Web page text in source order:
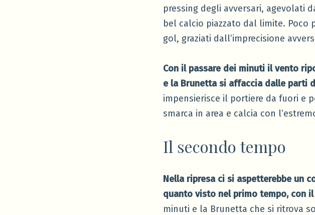
pressing degli avversari, agevolati
bel calcio piazzato dal limite. Poco
gol, graziati dall’imprecisione
Con il passare dei minuti il vento
e la Brunetta si affaccia dalle parti
impensierisce il portiere da fuori e
smarca in area e calcia con
Il secondo tempo
Nella ripresa ci si aspetterebbe un
quanto visto nel primo tempo, con il
minuti e la Brunetta che si ritrova